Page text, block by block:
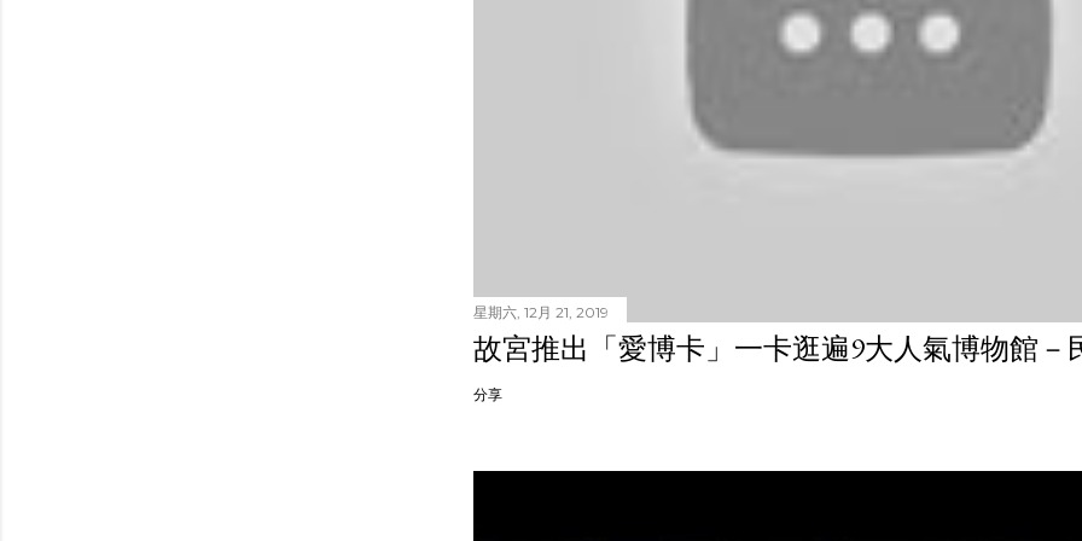
星期六, 12月 21, 2019
故宮推出「愛博卡」一卡逛遍9大人氣博物館－
分享